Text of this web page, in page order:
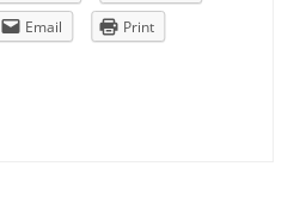
Email Print